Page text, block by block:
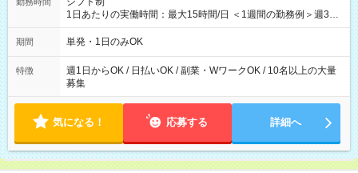
1日あたりの実働時間：最大15時間/日 ＜1週間の勤務例＞週3回
勤務 勤務：月・水・金 休み：火・木・土・日 好きな時にお仕事
可能です！ ※1日あたりの最大実働時間は日勤、夜勤共に勤務し
期間 単発・1日のみOK
特徴
週1日からOK / 日払いOK / 副業・WワークOK / 10名以上の大量
募集
気になる！ 応募する 詳細へ